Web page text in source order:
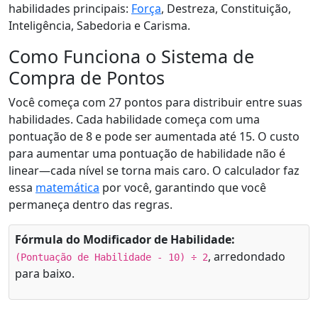
habilidades principais: Força, Destreza, Constituição,
Inteligência, Sabedoria e Carisma.
Como Funciona o Sistema de
Compra de Pontos
Você começa com 27 pontos para distribuir entre suas
habilidades. Cada habilidade começa com uma
pontuação de 8 e pode ser aumentada até 15. O custo
para aumentar uma pontuação de habilidade não é
linear—cada nível se torna mais caro. O calculador faz
essa matemática por você, garantindo que você
permaneça dentro das regras.
Fórmula do Modificador de Habilidade:
(Pontuação de Habilidade - 10) ÷ 2, arredondado
para baixo.